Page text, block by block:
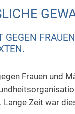
GEGEN
Frauen und
Lange Zeit war